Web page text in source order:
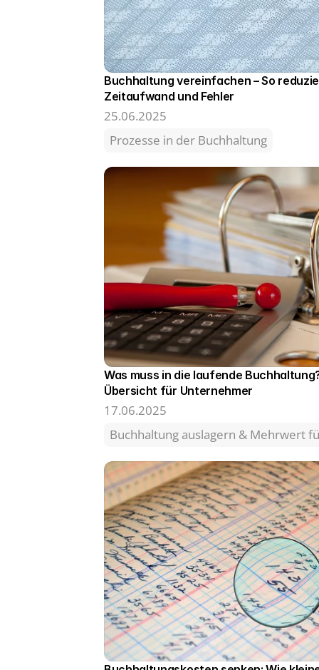
Buchhaltung vereinfachen – So
Zeitaufwand und Fehler
25.06.2025
Prozesse in der Buchhaltung
Was muss in die laufende
Übersicht für Unternehmer
17.06.2025
Buchhaltung auslagern & Mehrwert